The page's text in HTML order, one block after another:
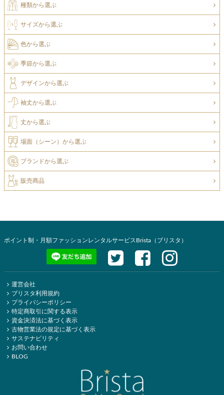
種類から選ぶ
サイズから選ぶ
色から選ぶ
季節から選ぶ
デザインから選ぶ
袖丈から選ぶ
丈から選ぶ
場面（シーン）から選ぶ
ブランドから選ぶ
販売商品
ポイント制・月額ファッションレンタルサービスBrista（ブリスタ）
運営会社
ブリスタ利用規約
プライバシーポリシー
特定商取引に関する表示
資金決済法に基づく表示
古物営業法の規定に基づく表示
サステナビリティ
お問い合わせ
BLOG